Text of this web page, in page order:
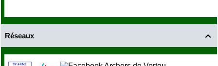

Réseaux